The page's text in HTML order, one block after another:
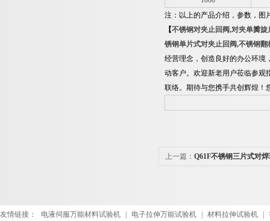
注：以上的产品介绍，参数，图
【不锈钢对夹止回阀,对夹单瓣旋
锈钢单片式对夹止回阀,不锈钢翻
经营理念，创造良好的办公环境
动客户。欢迎新老用户莅临参观
联络。期待与您携手共创辉煌！
上一篇： Q61F不锈钢三片式对
友情链接： 电液伺服万能材料试验机 电子拉伸万能试验机 材料拉伸试验机